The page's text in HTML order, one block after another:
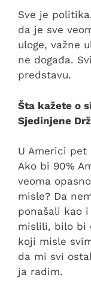
Sve je
da je sve
uloge, važne
ne događa.
predstavu.
Šta kažete o
Sjedinjene
U Americi pet
Ako bi 90%
veoma
misle? Da
ponašali kao
mislili, bilo bi
koji misle
da mi svi
ja radim.